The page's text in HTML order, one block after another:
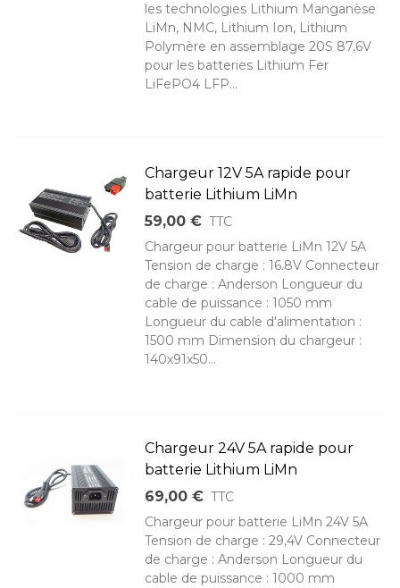
les technologies Lithium Manganèse
LiMn, NMC, Lithium Ion, Lithium
Polymère en assemblage 20S 87,6V
pour les batteries Lithium Fer
LiFePO4 LFP...
Chargeur 12V 5A rapide pour
batterie Lithium LiMn
59,00 € TTC
Chargeur pour batterie LiMn 12V 5A
Tension de charge : 16.8V Connecteur
de charge : Anderson Longueur du
cable de puissance : 1050 mm
Longueur du cable d'alimentation :
1500 mm Dimension du chargeur :
140x91x50...
Chargeur 24V 5A rapide pour
batterie Lithium LiMn
69,00 € TTC
Chargeur pour batterie LiMn 24V 5A
Tension de charge : 29,4V Connecteur
de charge : Anderson Longueur du
cable de puissance : 1000 mm